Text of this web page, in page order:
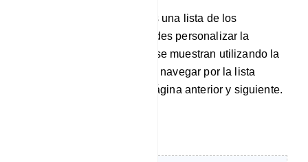
A continuación, encontrarás una lista de los
miembros de tu grupo. Puedes personalizar la
cantidad de miembros que se muestran utilizando la
opción "Mostrar entradas" y navegar por la lista
utilizando los botones de página anterior y siguiente.